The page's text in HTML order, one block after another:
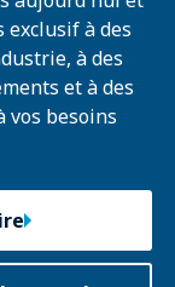
exclusif à des
à des
et à des
vos besoins